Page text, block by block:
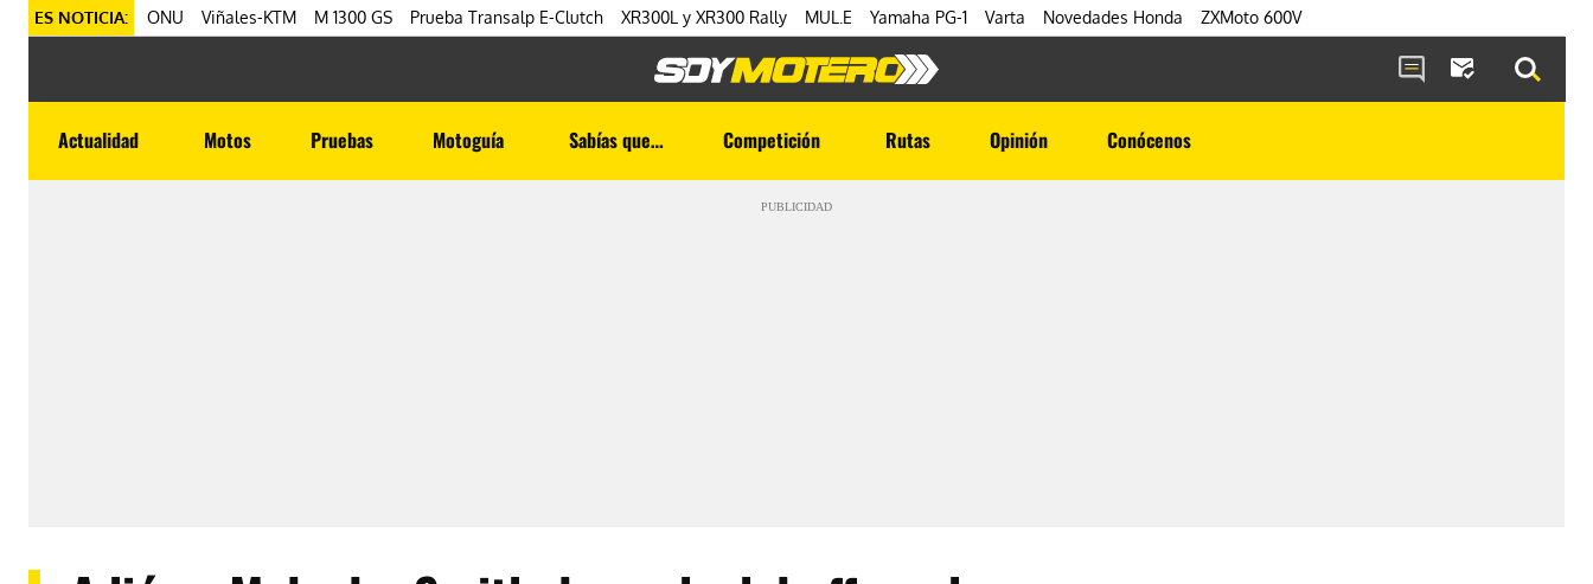
ES NOTICIA: ONU Viñales-KTM M 1300 GS Prueba Transalp E-Clutch XR300L y XR300 Rally MUL.E Yamaha PG-1 Varta Novedades Honda ZXMoto 600V
Actualidad Motos Pruebas Motoguía Sabías que… Competición Rutas Opinión Conócenos
PUBLICIDAD